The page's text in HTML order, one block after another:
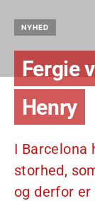
NYHED
Fergie
Henry
I
storhed,
og derfor